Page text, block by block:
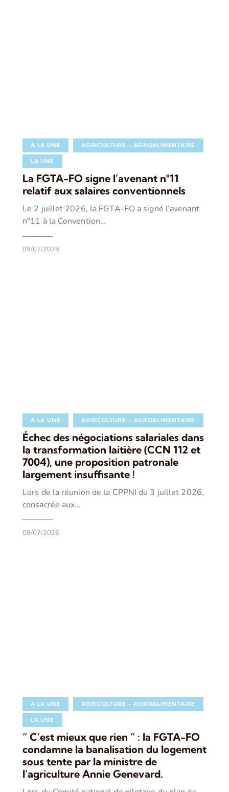
A LA UNE AGRICULTURE - AGROALIMENTAIRE
LA UNE
La FGTA-FO signe l’avenant n°11
relatif aux salaires conventionnels
Le 2 juillet 2026, la FGTA-FO a signé l’avenant
n°11 à la Convention…
09/07/2026
A LA UNE AGRICULTURE - AGROALIMENTAIRE
Échec des négociations salariales dans
la transformation laitière (CCN 112 et
7004), une proposition patronale
largement insuffisante !
Lors de la réunion de la CPPNI du 3 juillet 2026,
consacrée aux…
08/07/2026
A LA UNE AGRICULTURE - AGROALIMENTAIRE
LA UNE
“ C’est mieux que rien “ : la FGTA-FO
condamne la banalisation du logement
sous tente par la ministre de
l’agriculture Annie Genevard.